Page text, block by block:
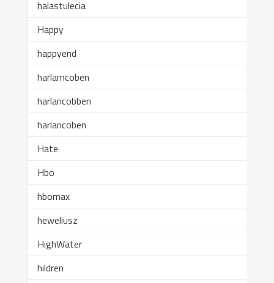
halastulecia
Happy
happyend
harlamcoben
harlancobben
harlancoben
Hate
Hbo
hbomax
heweliusz
HighWater
hildren